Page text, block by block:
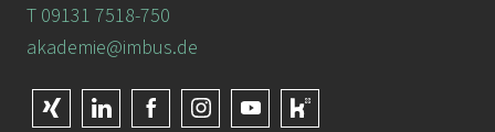
T 09131 7518-750
akademie@imbus.de